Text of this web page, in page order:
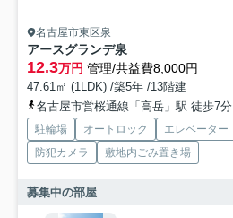
名古屋市東区泉
アースグランデ泉
12.3万円 管理/共益費8,000円
47.61㎡ (1LDK) /築5年 /13階建
名古屋市営桜通線「高岳」駅 徒歩7分
駐輪場 オートロック エレベーター
防犯カメラ
敷地内ごみ置き場
募集中の部屋